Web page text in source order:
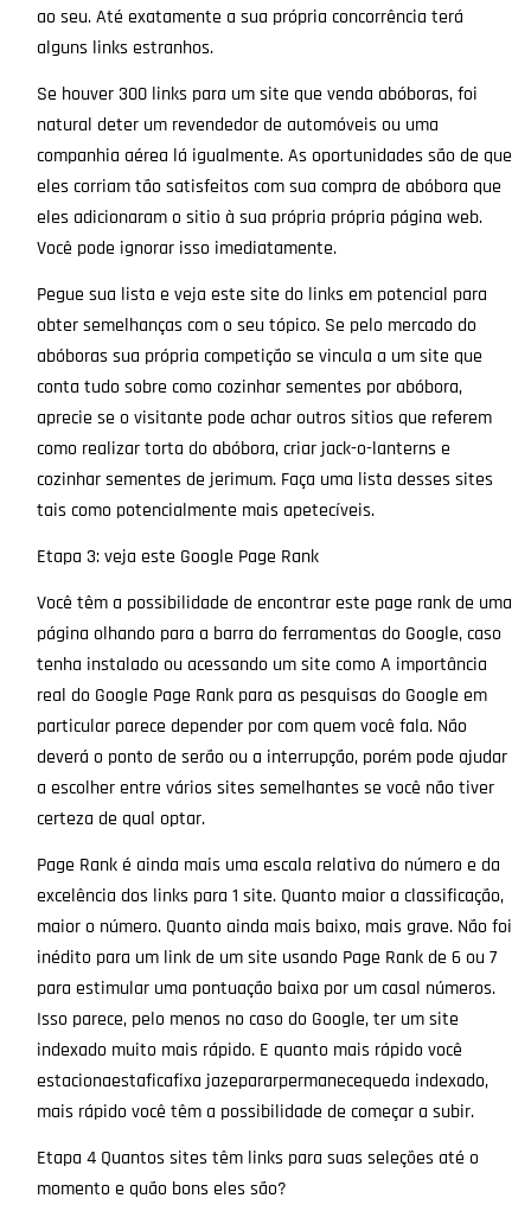
ao seu. Até exatamente a sua própria concorrência terá
alguns links estranhos.
Se houver 300 links para um site que venda abóboras, foi
natural deter um revendedor de automóveis ou uma
companhia aérea lá igualmente. As oportunidades são de que
eles corriam tão satisfeitos com sua compra de abóbora que
eles adicionaram o sitio à sua própria própria página web.
Você pode ignorar isso imediatamente.
Pegue sua lista e veja este site do links em potencial para
obter semelhanças com o seu tópico. Se pelo mercado do
abóboras sua própria competição se vincula a um site que
conta tudo sobre como cozinhar sementes por abóbora,
aprecie se o visitante pode achar outros sitios que referem
como realizar torta do abóbora, criar jack-o-lanterns e
cozinhar sementes de jerimum. Faça uma lista desses sites
tais como potencialmente mais apetecíveis.
Etapa 3: veja este Google Page Rank
Você têm a possibilidade de encontrar este page rank de uma
página olhando para a barra do ferramentas do Google, caso
tenha instalado ou acessando um site como A importância
real do Google Page Rank para as pesquisas do Google em
particular parece depender por com quem você fala. Não
deverá o ponto de serão ou a interrupção, porém pode ajudar
a escolher entre vários sites semelhantes se você não tiver
certeza de qual optar.
Page Rank é ainda mais uma escala relativa do número e da
excelência dos links para 1 site. Quanto maior a classificação,
maior o número. Quanto ainda mais baixo, mais grave. Não foi
inédito para um link de um site usando Page Rank de 6 ou 7
para estimular uma pontuação baixa por um casal números.
Isso parece, pelo menos no caso do Google, ter um site
indexado muito mais rápido. E quanto mais rápido você
estacionaestaficafixa jazepararpermanecequeda indexado,
mais rápido você têm a possibilidade de começar a subir.
Etapa 4 Quantos sites têm links para suas seleções até o
momento e quão bons eles são?